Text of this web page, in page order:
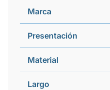
Marca
Presentación
Material
Largo